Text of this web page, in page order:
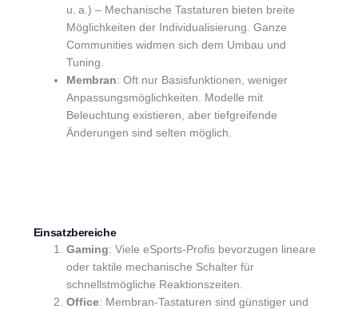
u. a.) – Mechanische Tastaturen bieten breite
Möglichkeiten der Individualisierung. Ganze
Communities widmen sich dem Umbau und
Tuning.
Membran: Oft nur Basisfunktionen, weniger
Anpassungsmöglichkeiten. Modelle mit
Beleuchtung existieren, aber tiefgreifende
Änderungen sind selten möglich.
Einsatzbereiche
Gaming: Viele eSports-Profis bevorzugen lineare
oder taktile mechanische Schalter für
schnellstmögliche Reaktionszeiten.
Office: Membran-Tastaturen sind günstiger und